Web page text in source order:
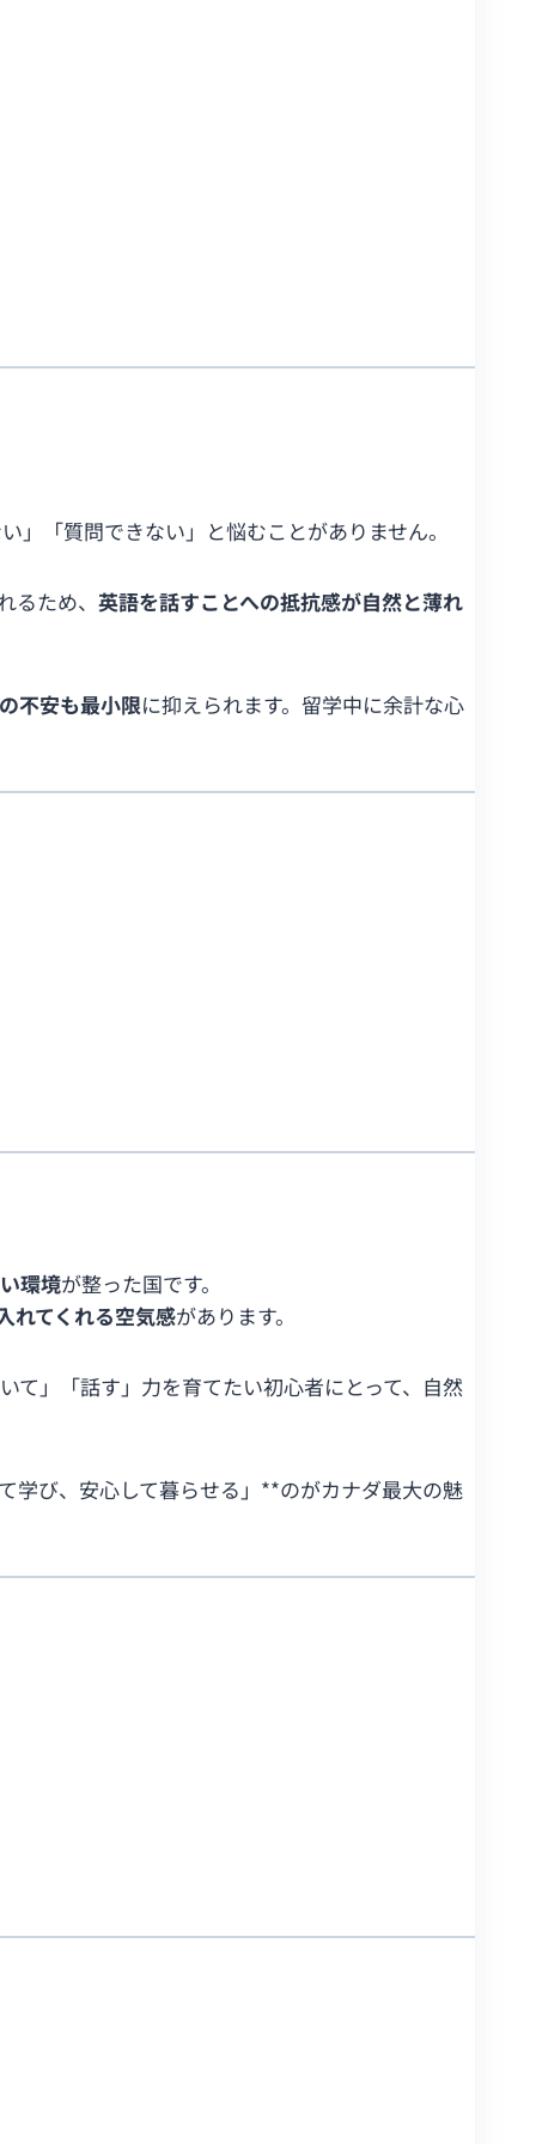
」「質問できない」と悩むことがありません。
ため、 英語を話すことへの抵抗感が自然と薄れ
不安も最小限に抑えられます。留学中に余計な心
環境が整った国です。
れてくれる空気感があります。
て」「話す」力を育てたい初心者にとって、自然
学び、安心して暮らせる」**のがカナダ最大の魅